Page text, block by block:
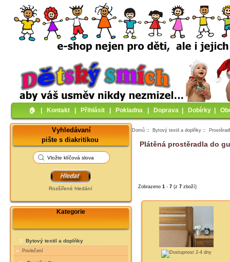
🏠︎ Kontakt Přihlásit Pokladna Doprava Dobírky
Vyhledávaní
pište s diakritikou
Rozšířené hledání
Kategorie
Bytový textil a doplňky
Povlečení
Domů :: Bytový textil a doplňky ::
Plátěná prostěradla do
Zobrazeno 1 - 7(z 7zboží)